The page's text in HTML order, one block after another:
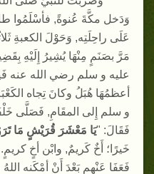
وَدَخل مكَّةَ عُنوةً, فأسْلَمُوا
عَلَى راحِلَتِه, وَحَوْلَ الكعبةِ
مَرَّ بصَنَمٍ مِنْهَا يُشِيرُ إِلَيْهِ
عليه و سلم رضي الله عنه
أعظمُهَا هُبَلُ وكانَ تِجاه
و سلم إِلى المقَامِ, فَصَلَّى
فَقَالَ: "يَا مَعْشَرَ قُرَيْشٍ مَا
خَيرًا؛ أَخٌ كَريمٌ, وابْن أخٍ كريمٍ.
فَعَفَا عَنْهم بَعْدَ أَنْ أمْكَنه اللهُ